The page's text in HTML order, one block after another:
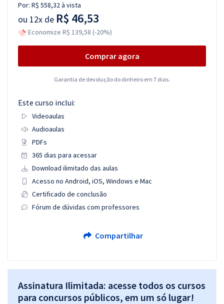
Por: R$ 558,32à vista
ou 12x de R$ 46,53
Economize R$ 139,58 (-20%)
Comprar agora
Garantia de devolução do dinheiro em 7 dias.
Este curso inclui:
Videoaulas
Audioaulas
PDFs
365 dias para acessar
Download ilimitado das aulas
Acesso no Android, iOS, Windows e Mac
Certificado de conclusão
Fórum de dúvidas com professores
Compartilhar
Assinatura Ilimitada: acesse todos os cursos
para concursos públicos, em um só lugar!